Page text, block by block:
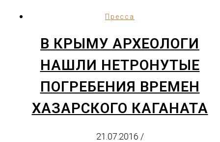
Пресса
В КРЫМУ АРХЕОЛОГИ
НАШЛИ НЕТРОНУТЫЕ
ПОГРЕБЕНИЯ ВРЕМЕН
ХАЗАРСКОГО КАГАНАТА
21.07.2016 /